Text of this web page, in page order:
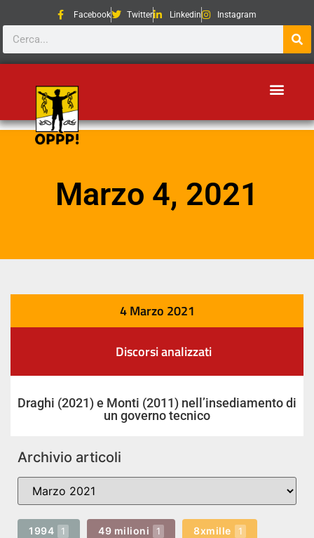
Facebook Twitter Linkedin Instagram
Marzo 4, 2021
4 Marzo 2021
Discorsi analizzati
Draghi (2021) e Monti (2011) nell’insediamento di
un governo tecnico
Archivio articoli
1994 1 49 milioni 1 8xmille 1